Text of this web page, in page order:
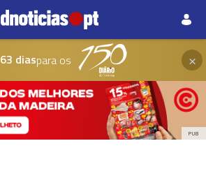
63 diaspara os ×
PUB